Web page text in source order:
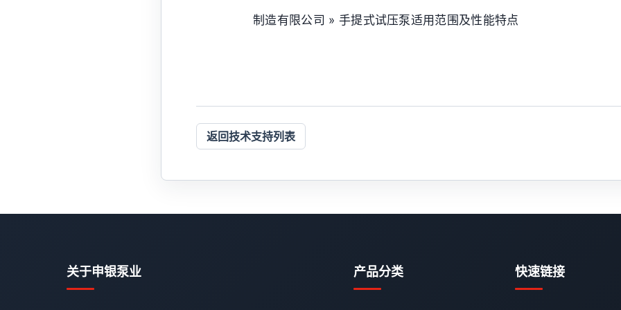
制造有限公司 » 手提式试压泵适用范围及性能特点
返回技术支持列表
关于申银泵业 产品分类 快速链接